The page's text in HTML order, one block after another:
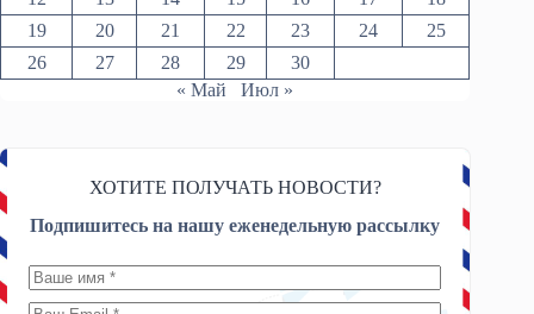
19
20 21 22 23 24
25
26
27 28 29
30
« Май
Июл »
ХОТИТЕ ПОЛУЧАТЬ НОВОСТИ?
Подпишитесь на нашу еженедельную рассылку